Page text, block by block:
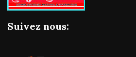
Suivez nous: